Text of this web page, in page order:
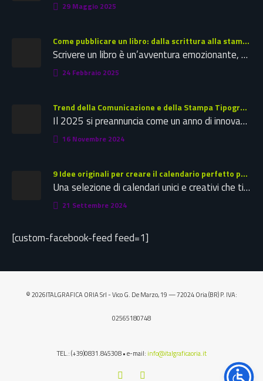
29 Maggio 2025
Come pubblicare un libro: dalla scrittura alla stampa
Scrivere un libro è un’avventura emozionante, ma la vera sfida inizia quando si decide di pubblicarlo. Oggi esistono molte possibilità…
24 Febbraio 2025
Trend della Comunicazione e della Stampa Tipografica nel 2025
Il 2025 si preannuncia come un anno di innovazione significativa nel campo della comunicazione e della stampa tipografica. Le tendenze…
16 Novembre 2024
9 Idee originali per creare il calendario perfetto per la tua azienda: ispirazioni creative per il 2025
Una selezione di calendari unici e creativi che ti offriranno spunti preziosi per realizzare il calendario aziendale ideale. Che tu…
21 Settembre 2024
[custom-facebook-feed feed=1]
© 2026ITALGRAFICA ORIA Srl - Vico G. De Marzo, 19 — 72024 Oria (BR) P. IVA:
02565180748
TEL.: (+39)0831.845308 • e-mail: info@italgraficaoria.it